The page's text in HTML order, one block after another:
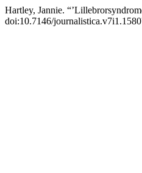
Hartley, Jannie.
doi:10.7146/